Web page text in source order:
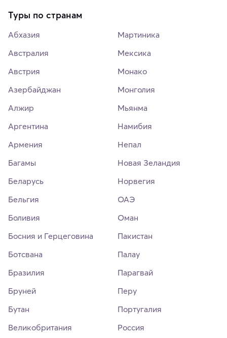
Туры по странам
Абхазия
Австралия
Австрия
Азербайджан
Алжир
Аргентина
Армения
Багамы
Беларусь
Бельгия
Боливия
Босния и Герцеговина
Ботсвана
Бразилия
Бруней
Бутан
Великобритания
Мартиника
Мексика
Монако
Монголия
Мьянма
Намибия
Непал
Новая Зеландия
Норвегия
ОАЭ
Оман
Пакистан
Палау
Парагвай
Перу
Португалия
Россия